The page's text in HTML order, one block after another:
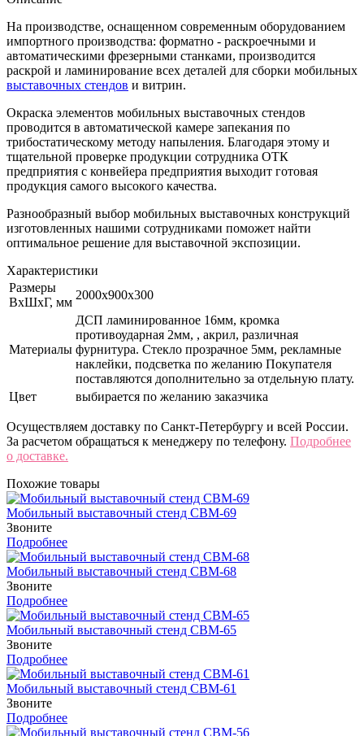
На производстве, оснащенном современным оборудованием
импортного производства: форматно - раскроечными и
автоматическими фрезерными станками, производится
раскрой и ламинирование всех деталей для сборки мобильных
выставочных стендов и витрин.
Окраска элементов мобильных выставочных стендов
проводится в автоматической камере запекания по
трибостатическому методу напыления. Благодаря этому и
тщательной проверке продукции сотрудника ОТК
предприятия с конвейера предприятия выходит готовая
продукция самого высокого качества.
Разнообразный выбор мобильных выставочных конструкций
изготовленных нашими сотрудниками поможет найти
оптимальное решение для выставочной экспозиции.
Характеристики
Размеры
ВхШхГ, мм
2000х900х300
Материалы
ДСП ламинированное 16мм, кромка
противоударная 2мм, , акрил, различная
фурнитура. Стекло прозрачное 5мм, рекламные
наклейки, подсветка по желанию Покупателя
поставляются дополнительно за отдельную плату.
Цвет
выбирается по желанию заказчика
Осуществляем доставку по Санкт-Петербургу и всей России.
За расчетом обращаться к менеджеру по телефону. Подробнее
о доставке.
Похожие товары
Мобильный выставочный стенд СВМ-69
Звоните
Подробнее
Мобильный выставочный стенд СВМ-68
Звоните
Подробнее
Мобильный выставочный стенд СВМ-65
Звоните
Подробнее
Мобильный выставочный стенд СВМ-61
Звоните
Подробнее